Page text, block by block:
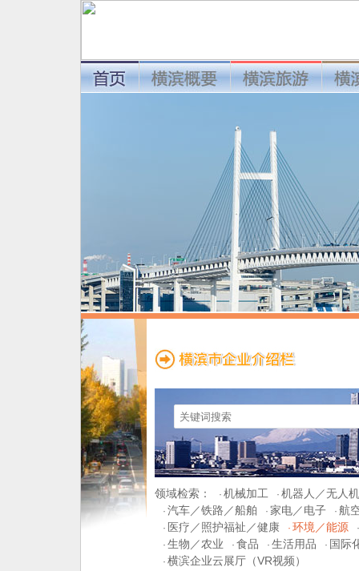
领域检索： · 机械加工 · 机器人／无人机
· 汽车／铁路／船舶 · 家电／电子 · 航
· 医疗／照护福祉／健康 · 环境／能源
·
· 生物／农业 · 食品 · 生活用品 · 国际
· 横滨企业云展厅（VR视频）